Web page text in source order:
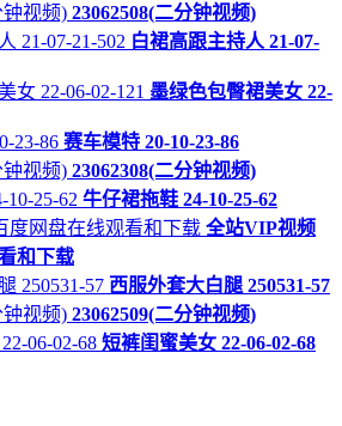
23062508(二分钟视频)
白裙高跟主持人 21-07-
墨绿色包臀裙美女 22-
赛车模特 20-10-23-86
23062308(二分钟视频)
牛仔裙拖鞋 24-10-25-62
全站VIP视频
和下载
西服外套大白腿 250531-57
23062509(二分钟视频)
短裤闺蜜美女 22-06-02-68